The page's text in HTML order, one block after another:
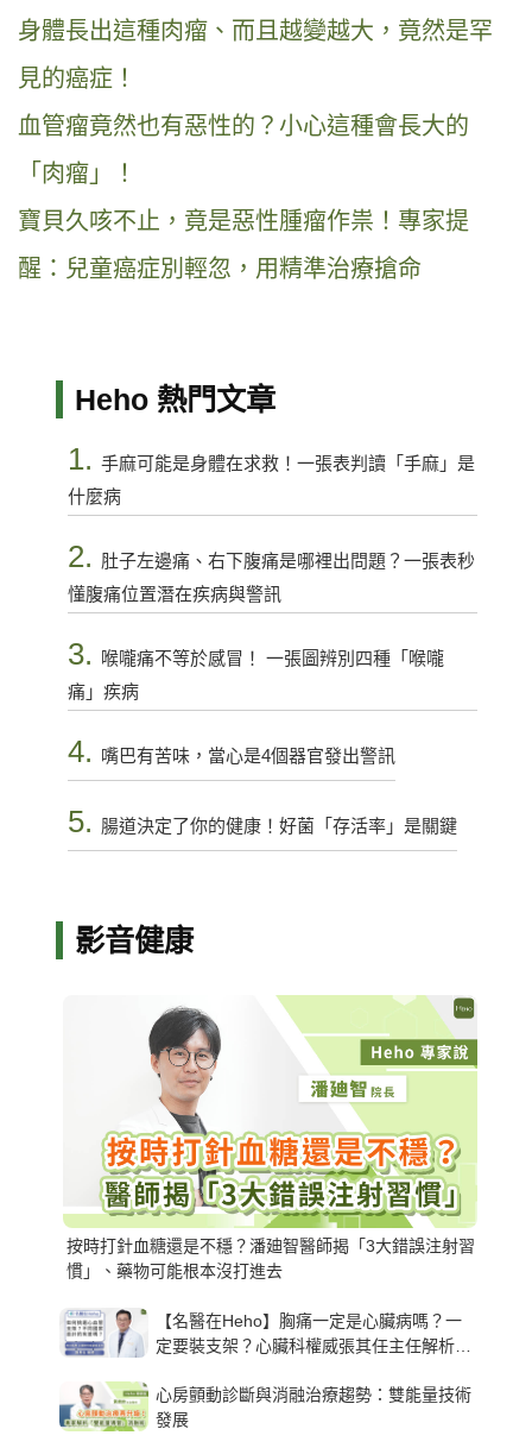
身體長出這種肉瘤、而且越變越大，竟然是罕
見的癌症！
血管瘤竟然也有惡性的？小心這種會長大的
「肉瘤」！
寶貝久咳不止，竟是惡性腫瘤作祟！專家提
醒：兒童癌症別輕忽，用精準治療搶命
Heho 熱門文章
1. 手麻可能是身體在求救！一張表判讀「手麻」是
什麼病
2. 肚子左邊痛、右下腹痛是哪裡出問題？一張表秒
懂腹痛位置潛在疾病與警訊
3.
喉嚨痛不等於感冒！ 一張圖辨別四種「喉嚨
痛」疾病
4. 嘴巴有苦味，當心是4個器官發出警訊
5. 腸道決定了你的健康！好菌「存活率」是關鍵
影音健康
按時打針血糖還是不穩？潘廸智醫師揭「3大錯誤注射習
慣」、藥物可能根本沒打進去
【名醫在Heho】胸痛一定是心臟病嗎？一
定要裝支架？心臟科權威張其任主任解析支
心房顫動診斷與消融治療趨勢：雙能量技術
發展